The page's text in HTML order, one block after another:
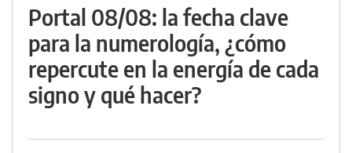
Portal 08/08: la fecha clave
para la numerología, ¿cómo
repercute en la energía de cada
signo y qué hacer?